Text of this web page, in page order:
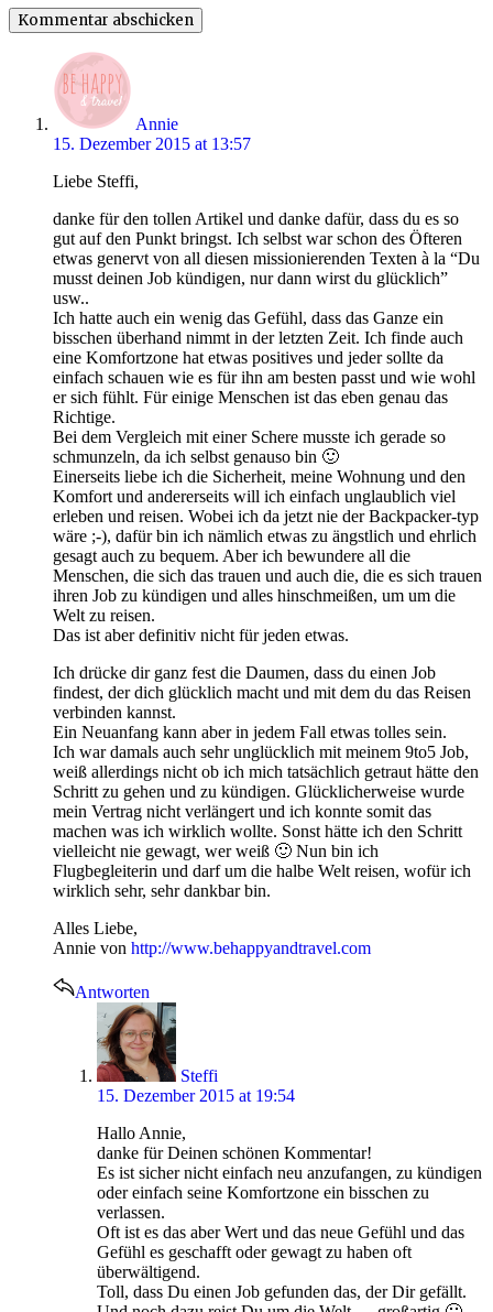
Annie
15. Dezember 2015 at 13:57
Liebe Steffi,
danke für den tollen Artikel und danke dafür, dass du es so
gut auf den Punkt bringst. Ich selbst war schon des Öfteren
etwas genervt von all diesen missionierenden Texten à la “Du
musst deinen Job kündigen, nur dann wirst du glücklich”
usw..
Ich hatte auch ein wenig das Gefühl, dass das Ganze ein
bisschen überhand nimmt in der letzten Zeit. Ich finde auch
eine Komfortzone hat etwas positives und jeder sollte da
einfach schauen wie es für ihn am besten passt und wie wohl
er sich fühlt. Für einige Menschen ist das eben genau das
Richtige.
Bei dem Vergleich mit einer Schere musste ich gerade so
schmunzeln, da ich selbst genauso bin 🙂
Einerseits liebe ich die Sicherheit, meine Wohnung und den
Komfort und andererseits will ich einfach unglaublich viel
erleben und reisen. Wobei ich da jetzt nie der Backpacker-typ
wäre ;-), dafür bin ich nämlich etwas zu ängstlich und ehrlich
gesagt auch zu bequem. Aber ich bewundere all die
Menschen, die sich das trauen und auch die, die es sich trauen
ihren Job zu kündigen und alles hinschmeißen, um um die
Welt zu reisen.
Das ist aber definitiv nicht für jeden etwas.
Ich drücke dir ganz fest die Daumen, dass du einen Job
findest, der dich glücklich macht und mit dem du das Reisen
verbinden kannst.
Ein Neuanfang kann aber in jedem Fall etwas tolles sein.
Ich war damals auch sehr unglücklich mit meinem 9to5 Job,
weiß allerdings nicht ob ich mich tatsächlich getraut hätte den
Schritt zu gehen und zu kündigen. Glücklicherweise wurde
mein Vertrag nicht verlängert und ich konnte somit das
machen was ich wirklich wollte. Sonst hätte ich den Schritt
vielleicht nie gewagt, wer weiß 🙂 Nun bin ich
Flugbegleiterin und darf um die halbe Welt reisen, wofür ich
wirklich sehr, sehr dankbar bin.
Alles Liebe,
Annie von http://www.behappyandtravel.com
Antworten
says:
Steffi
15. Dezember 2015 at 19:54
Hallo Annie,
danke für Deinen schönen Kommentar!
Es ist sicher nicht einfach neu anzufangen, zu kündigen
oder einfach seine Komfortzone ein bisschen zu
verlassen.
Oft ist es das aber Wert und das neue Gefühl und das
Gefühl es geschafft oder gewagt zu haben oft
überwältigend.
Toll, dass Du einen Job gefunden das, der Dir gefällt.